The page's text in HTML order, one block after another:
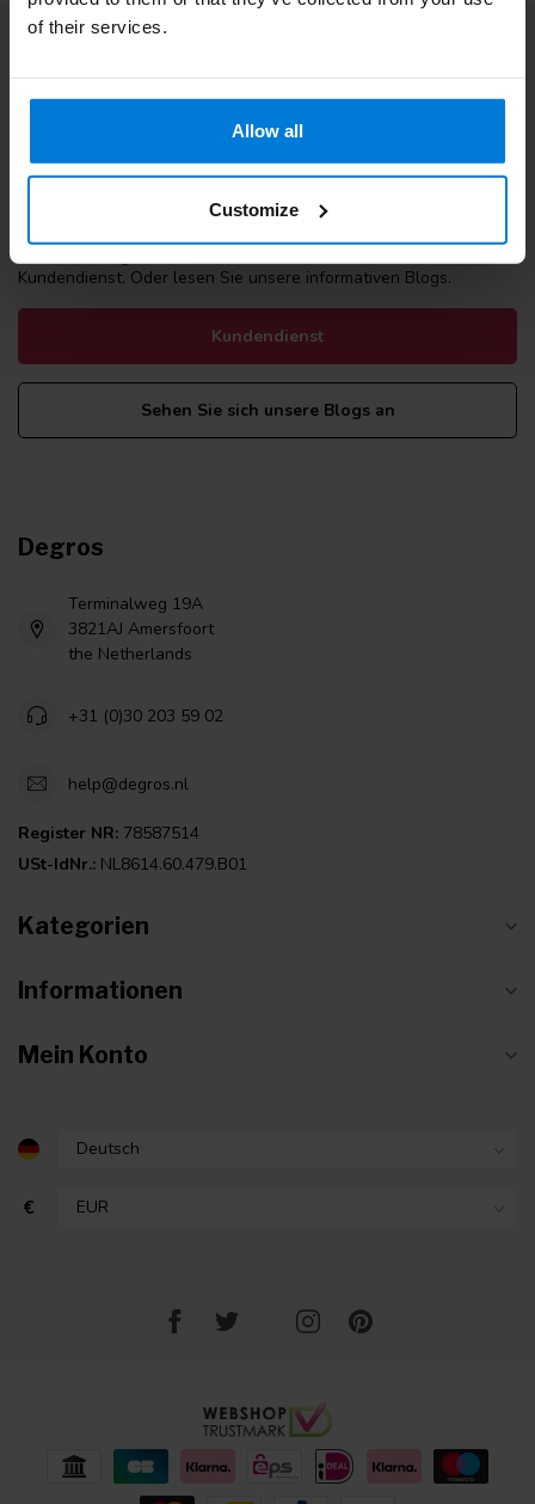
of their services.
Allow all
Customize
Kundendienst. Oder lesen Sie unsere informativen Blogs.
Kundendienst
Sehen Sie sich unsere Blogs an
Degros
Terminalweg 19A
3821AJ Amersfoort
the Netherlands
+31 (0)30 203 59 02
help@degros.nl
Register NR: 78587514
USt-IdNr.: NL8614.60.479.B01
Kategorien
Informationen
Mein Konto
€